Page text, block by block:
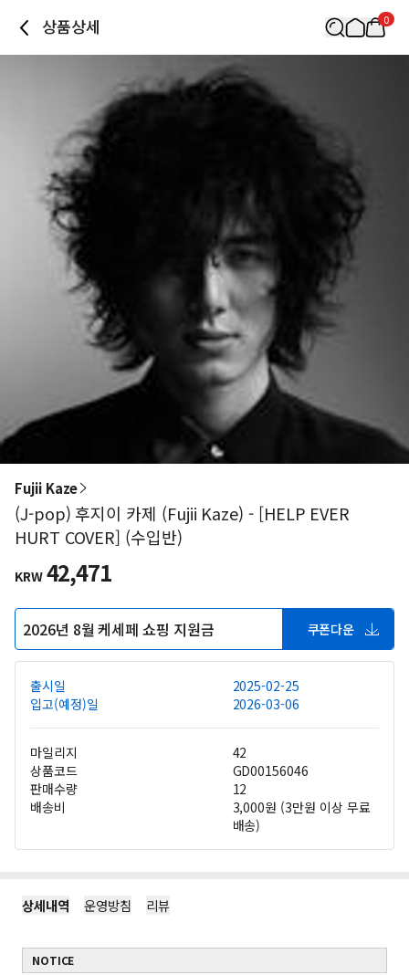
상품상세 0
Fujii Kaze
(J-pop) 후지이 카제 (Fujii Kaze) - [HELP EVER
HURT COVER] (수입반)
KRW 42,471
2026년 8월 케세페 쇼핑 지원금 쿠폰다운
출시일
2025-02-25
입고(예정)일
2026-03-06
마일리지
42
상품코드
GD00156046
판매수량
12
배송비
3,000원 (3만원 이상 무료
배송)
상세내역 운영방침 리뷰
NOTICE